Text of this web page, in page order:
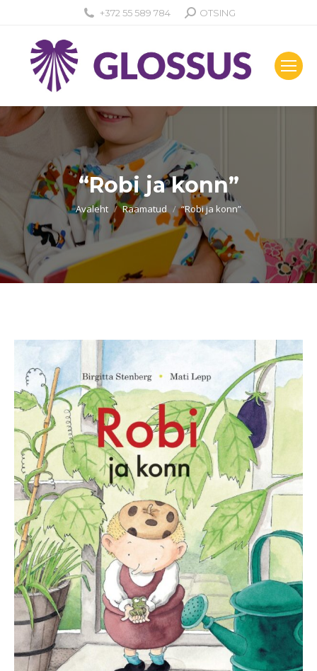
+372 55 589 784 Search:
OTSING
“Robi ja konn”
You are here:
Avaleht Raamatud “Robi ja konn”